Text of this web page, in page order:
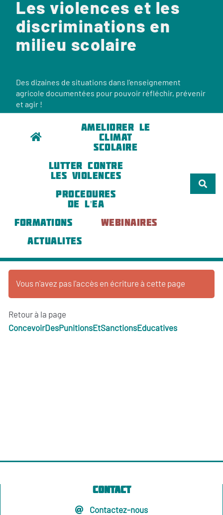
Les violences et les
discriminations en
milieu scolaire
Des dizaines de situations dans l'enseignement
agricole documentées pour pouvoir réfléchir, prévenir
et agir !
AMELIORER LE
CLIMAT
SCOLAIRE
LUTTER CONTRE
LES VIOLENCES
PROCEDURES
DE L'EA
FORMATIONS
WEBINAIRES
ACTUALITES
Vous n'avez pas l'accès en écriture à cette page
Retour à la page
ConcevoirDesPunitionsEtSanctionsEducatives
Contact
Contactez-nous